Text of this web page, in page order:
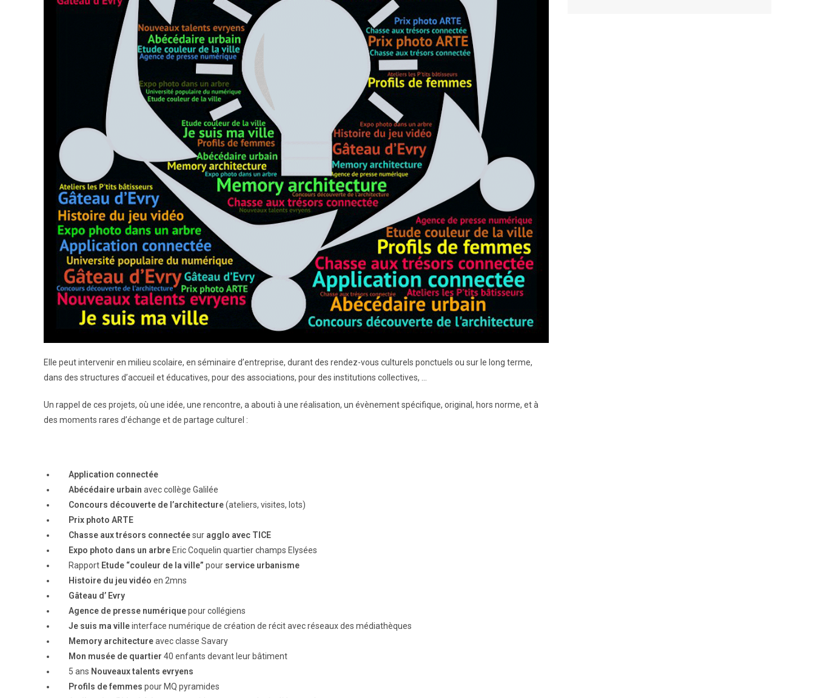
Elle peut intervenir en milieu scolaire, en séminaire d’entreprise, durant des rendez-vous culturels ponctuels ou sur le long terme,
dans des structures d’accueil et éducatives, pour des associations, pour des institutions collectives, …
Un rappel de ces projets, où une idée, une rencontre, a abouti à une réalisation, un évènement spécifique, original, hors norme, et à
des moments rares d’échange et de partage culturel :
Application connectée
Abécédaire urbain avec collège Galilée
Concours découverte de l’architecture(ateliers, visites, lots)
Prix photo ARTE
Chasse aux trésors connectéesur agglo avec TICE
Expo photo dans un arbre Eric Coquelin quartier champs Elysées
Rapport Etude “couleur de la ville” pour service urbanisme
Histoire du jeu vidéo en 2mns
Gâteau d’ Evry
Agence de presse numériquepour collégiens
Je suis ma villeinterface numérique de création de récit avec réseaux des médiathèques
Memory architectureavec classe Savary
Mon musée de quartier 40 enfants devant leur bâtiment
5 ans Nouveaux talents evryens
Profils de femmes pour MQ pyramides